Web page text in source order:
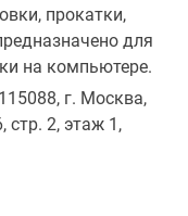
прокатки,
для
на компьютере.
г. Москва,
стр. 2, этаж 1,